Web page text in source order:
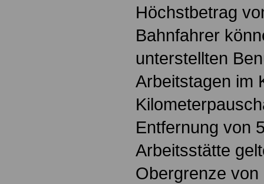
Höchstbetrag
Bahnfahrer
unterstellten
Arbeitstagen im
Entfernung von
Arbeitsstätte
Obergrenze